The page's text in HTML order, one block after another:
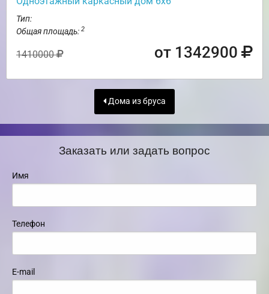
Тип:
Общая площадь: 2
1410000 от 1342900
Дома из бруса
Заказать или задать вопрос
Имя
Телефон
E-mail